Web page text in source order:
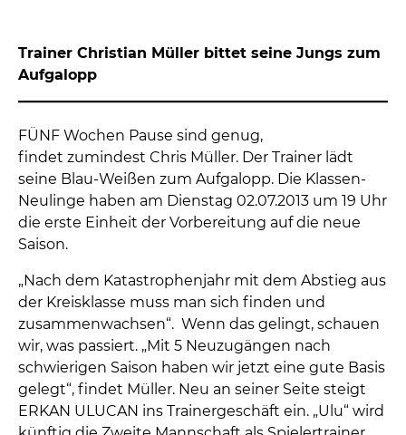
Trainer Christian Müller bittet seine Jungs zum
Aufgalopp
FÜNF Wochen Pause sind genug,
findet zumindest Chris Müller. Der Trainer lädt
seine Blau-Weißen zum Aufgalopp. Die Klassen-
Neulinge haben am Dienstag 02.07.2013 um 19 Uhr
die erste Einheit der Vorbereitung auf die neue
Saison.
„Nach dem Katastrophenjahr mit dem Abstieg aus
der Kreisklasse muss man sich finden und
zusammenwachsen“. Wenn das gelingt, schauen
wir, was passiert. „Mit 5 Neuzugängen nach
schwierigen Saison haben wir jetzt eine gute Basis
gelegt“, findet Müller. Neu an seiner Seite steigt
ERKAN ULUCAN ins Trainergeschäft ein. „Ulu“ wird